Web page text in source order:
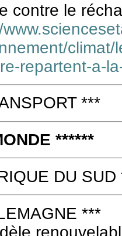
contre le
climat/
repartent-a-
***
******
DU SUD
***